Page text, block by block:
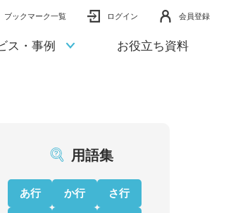
ブックマーク一覧 ログイン 会員登録
ス・事例 お役立ち資料
用語集
あ行 か行 さ行